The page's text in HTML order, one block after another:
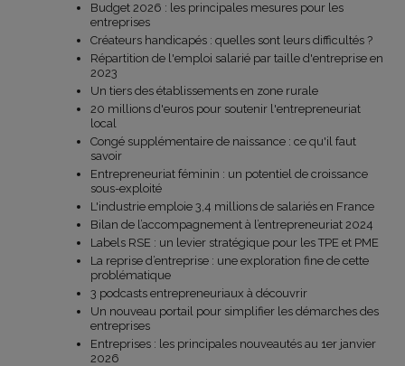
Budget 2026 : les principales mesures pour les
entreprises
Créateurs handicapés : quelles sont leurs difficultés ?
Répartition de l'emploi salarié par taille d'entreprise en
2023
Un tiers des établissements en zone rurale
20 millions d'euros pour soutenir l'entrepreneuriat
local
Congé supplémentaire de naissance : ce qu'il faut
savoir
Entrepreneuriat féminin : un potentiel de croissance
sous-exploité
L'industrie emploie 3,4 millions de salariés en France
Bilan de l’accompagnement à l’entrepreneuriat 2024
Labels RSE : un levier stratégique pour les TPE et PME
La reprise d’entreprise : une exploration fine de cette
problématique
3 podcasts entrepreneuriaux à découvrir
Un nouveau portail pour simplifier les démarches des
entreprises
Entreprises : les principales nouveautés au 1er janvier
2026